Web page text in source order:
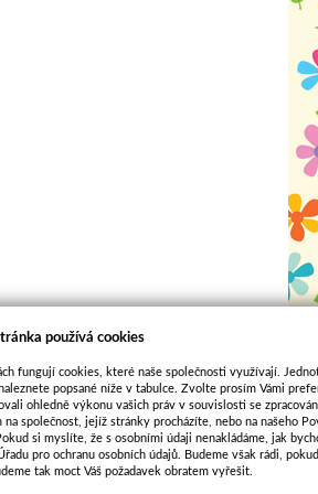
shop
používá cookies
fungují cookies, které naše společnosti využívají.
popsané níže v tabulce. Zvolte prosím Vámi
ohledně výkonu vašich práv v souvislosti se
na společnost, jejíž stránky procházíte, nebo na našeho
si myslíte, že s osobními údaji nenakládáme, jak
pro ochranu osobních údajů. Budeme však rádi,
tak moct Váš požadavek obratem vyřešit.